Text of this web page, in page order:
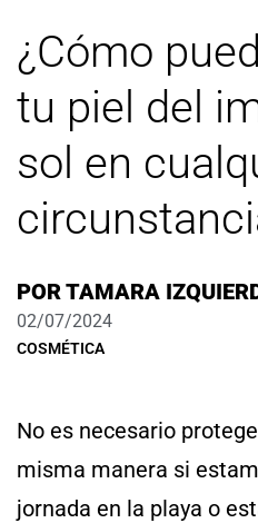
¿Cómo
tu piel del
sol en
PORTAMARA
02/07/2024
COSMÉTICA
No es necesario
misma manera si
jornada en la playa o